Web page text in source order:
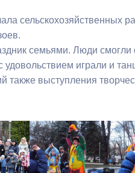
сельскохозяйственных
семьями. Люди
удовольствием играли и
выступления